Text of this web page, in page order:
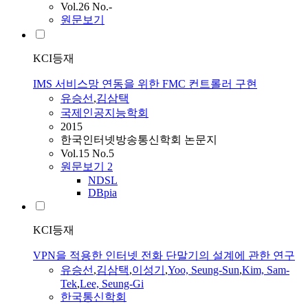
Vol.26 No.-
원문보기
KCI등재
IMS 서비스망 연동을 위한 FMC 컨트롤러 구현
유승선,김삼택
국제인공지능학회
2015
한국인터넷방송통신학회 논문지
Vol.15 No.5
원문보기 2
NDSL
DBpia
KCI등재
VPN을 적용한 인터넷 전화 단말기의 설계에 관한 연구
유승선,김삼택,이성기 ,Yoo, Seung-Sun,Kim, Sam-
Tek,Lee, Seung-Gi
한국통신학회